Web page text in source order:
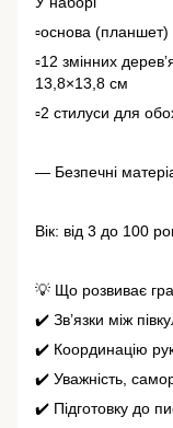
▫️основа
▫️12 змінних
13,8×13,8 см
▫️2 стилуси для
— Безпечні
Вік: від 3 до 100
💡 Що розвиває гра
✔️ Зв’язки між
✔️ Координацію рук
✔️ Уважність,
✔️ Підготовку до